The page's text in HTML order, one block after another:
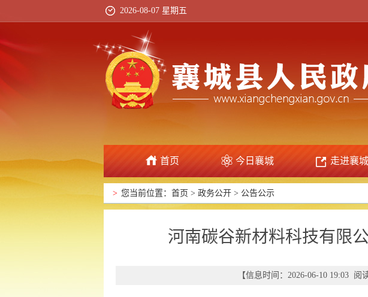
2026-08-07 星期五
首页 今日襄城 走进襄城
> 您当前位置： 首页 > 政务公开 > 公告公示
河南碳谷新材料科技有限
【信息时间：2026-06-10 19:03 阅